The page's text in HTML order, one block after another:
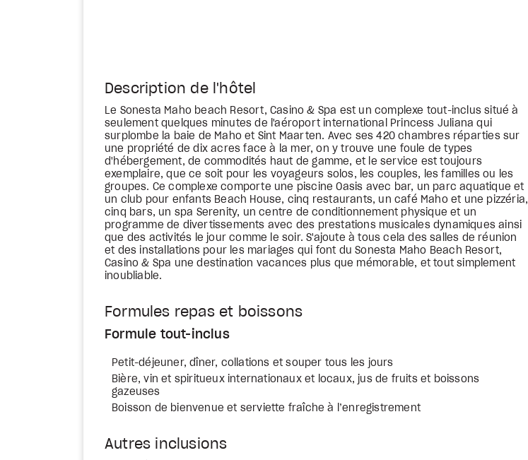
Description de l'hôtel
Le Sonesta Maho beach Resort, Casino & Spa est un complexe tout-inclus situé à
seulement quelques minutes de l'aéroport international Princess Juliana qui
surplombe la baie de Maho et Sint Maarten. Avec ses 420 chambres réparties sur
une propriété de dix acres face à la mer, on y trouve une foule de types
d'hébergement, de commodités haut de gamme, et le service est toujours
exemplaire, que ce soit pour les voyageurs solos, les couples, les familles ou les
groupes. Ce complexe comporte une piscine Oasis avec bar, un parc aquatique et
un club pour enfants Beach House, cinq restaurants, un café Maho et une pizzéria,
cinq bars, un spa Serenity, un centre de conditionnement physique et un
programme de divertissements avec des prestations musicales dynamiques ainsi
que des activités le jour comme le soir. S'ajoute à tous cela des salles de réunion
et des installations pour les mariages qui font du Sonesta Maho Beach Resort,
Casino & Spa une destination vacances plus que mémorable, et tout simplement
inoubliable.
Formules repas et boissons
Formule tout-inclus
Petit-déjeuner, dîner, collations et souper tous les jours
Bière, vin et spiritueux internationaux et locaux, jus de fruits et boissons
gazeuses
Boisson de bienvenue et serviette fraîche à l’enregistrement
Autres inclusions